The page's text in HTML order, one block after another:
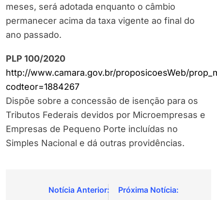
meses, será adotada enquanto o câmbio
permanecer acima da taxa vigente ao final do
ano passado.
PLP 100/2020
http://www.camara.gov.br/proposicoesWeb/
codteor=1884267
Dispõe sobre a concessão de isenção para os
Tributos Federais devidos por Microempresas e
Empresas de Pequeno Porte incluídas no
Simples Nacional e dá outras providências.
Navegação